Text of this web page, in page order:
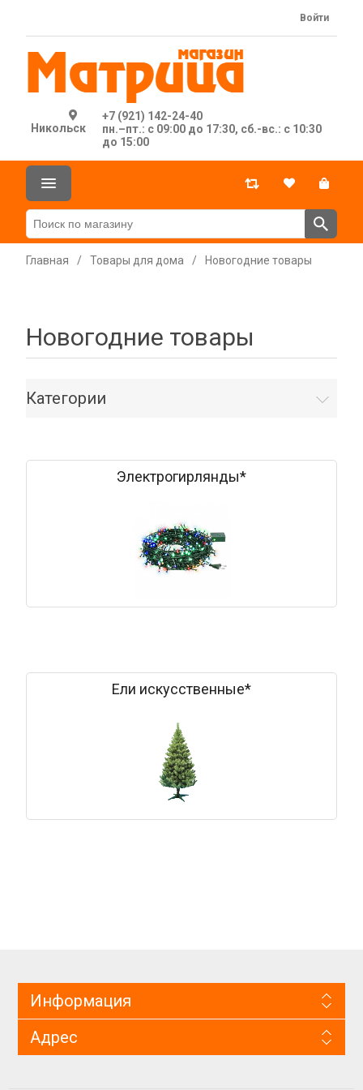
Никольск
+7 (921) 142-24-40
пн.–пт.: с 09:00 до 17:30, сб.-вс.: с 10:30
до 15:00
Войти
Главная / Товары для дома / Новогодние товары
Новогодние товары
Категории
Электрогирлянды*
Ели искусственные*
Информация
Адрес